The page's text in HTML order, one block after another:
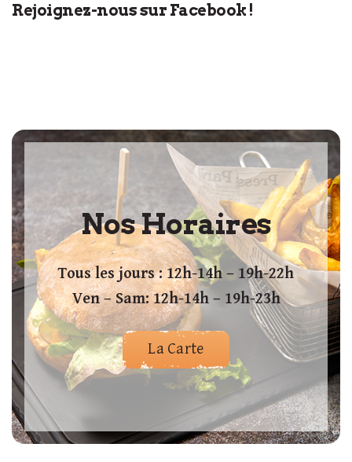
Rejoignez-nous sur Facebook !
Nos Horaires
Tous les jours : 12h-14h – 19h-22h
Ven – Sam: 12h-14h – 19h-23h
La Carte